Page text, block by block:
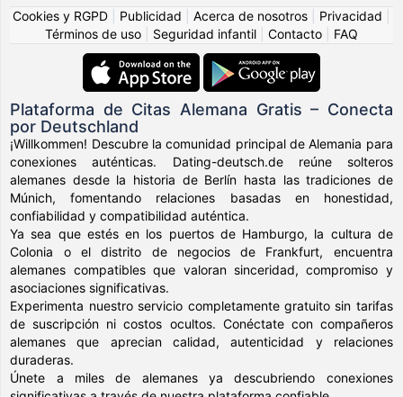
Cookies y RGPD
Publicidad Acerca de nosotros Privacidad
Términos de uso
Seguridad infantil Contacto FAQ
Plataforma de Citas Alemana Gratis – Conecta
por Deutschland
¡Willkommen! Descubre la comunidad principal de Alemania para
conexiones auténticas. Dating-deutsch.de reúne solteros
alemanes desde la historia de Berlín hasta las tradiciones de
Múnich, fomentando relaciones basadas en honestidad,
confiabilidad y compatibilidad auténtica.
Ya sea que estés en los puertos de Hamburgo, la cultura de
Colonia o el distrito de negocios de Frankfurt, encuentra
alemanes compatibles que valoran sinceridad, compromiso y
asociaciones significativas.
Experimenta nuestro servicio completamente gratuito sin tarifas
de suscripción ni costos ocultos. Conéctate con compañeros
alemanes que aprecian calidad, autenticidad y relaciones
duraderas.
Únete a miles de alemanes ya descubriendo conexiones